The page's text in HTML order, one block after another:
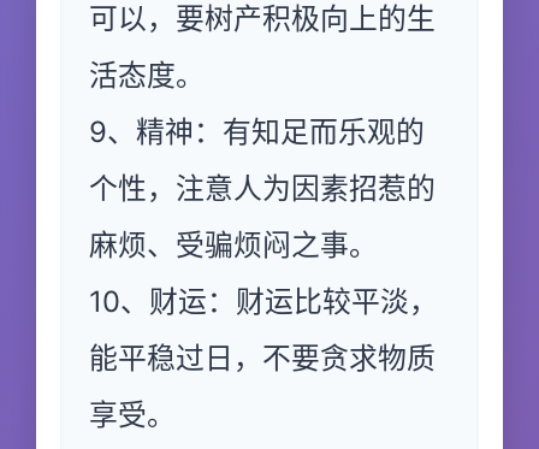
可以，要树产积极向上的生
活态度。
9、精神：有知足而乐观的
个性，注意人为因素招惹的
麻烦、受骗烦闷之事。
10、财运：财运比较平淡，
能平稳过日，不要贪求物质
享受。